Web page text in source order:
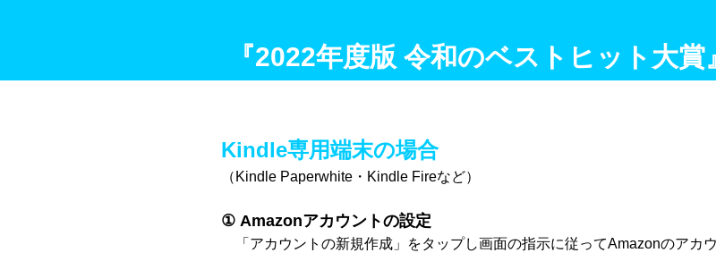
『2022年度版 令和のベストヒット大
Kindle専用端末の場合
（Kindle Paperwhite・Kindle Fireなど）
① Amazonアカウントの設定
「アカウントの新規作成」をタップし画面の指示に従ってAmazonのアカウ